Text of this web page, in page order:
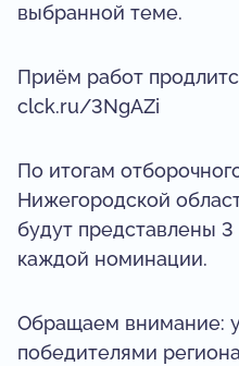
выбранной теме.
Приём работ
clck.ru/3NgAZi
По итогам
Нижегородской
будут представлены 3
каждой номинации.
Обращаем внимание:
победителями